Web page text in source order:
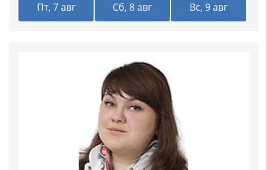
Пт, 7 авг Сб, 8 авг Вс, 9 авг